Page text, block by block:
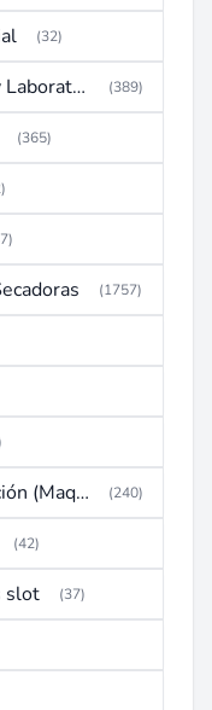
(32)
Instrumental (Eléctrico y Laboratorio) (389)
(365)
(1757)
Maquinaria de Construcción (Maquinaria Pesada) (240)
(42)
slot (37)